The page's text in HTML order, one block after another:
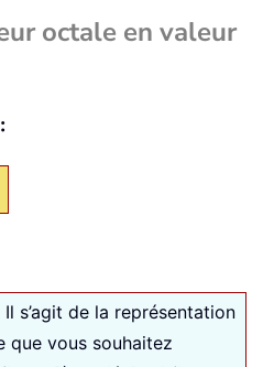
octale en valeur
s’agit de la représentation
que vous souhaitez